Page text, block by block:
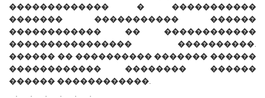
������������� � �����������
������� ����������� ������
������������ �� ������������
���������������� ����������.
������ �� ���������� ������� ������
������������ �������� ������
������ ������������.